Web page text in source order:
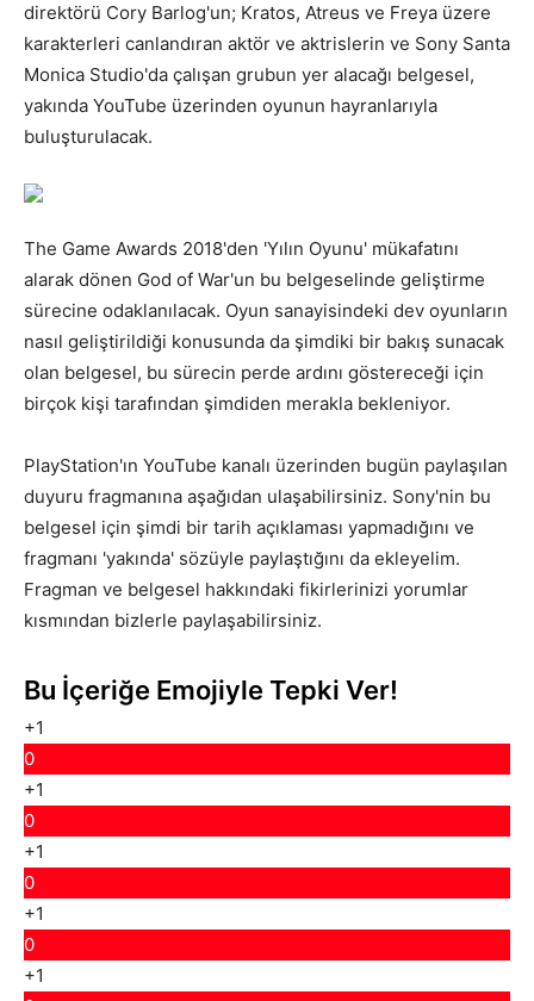
direktörü Cory Barlog'un; Kratos, Atreus ve Freya üzere
karakterleri canlandıran aktör ve aktrislerin ve Sony Santa
Monica Studio'da çalışan grubun yer alacağı belgesel,
yakında YouTube üzerinden oyunun hayranlarıyla
buluşturulacak.
The Game Awards 2018'den 'Yılın Oyunu' mükafatını
alarak dönen God of War'un bu belgeselinde geliştirme
sürecine odaklanılacak. Oyun sanayisindeki dev oyunların
nasıl geliştirildiği konusunda da şimdiki bir bakış sunacak
olan belgesel, bu sürecin perde ardını göstereceği için
birçok kişi tarafından şimdiden merakla bekleniyor.
PlayStation'ın YouTube kanalı üzerinden bugün paylaşılan
duyuru fragmanına aşağıdan ulaşabilirsiniz. Sony'nin bu
belgesel için şimdi bir tarih açıklaması yapmadığını ve
fragmanı 'yakında' sözüyle paylaştığını da ekleyelim.
Fragman ve belgesel hakkındaki fikirlerinizi yorumlar
kısmından bizlerle paylaşabilirsiniz.
Bu İçeriğe Emojiyle Tepki Ver!
+1
0
+1
0
+1
0
+1
0
+1